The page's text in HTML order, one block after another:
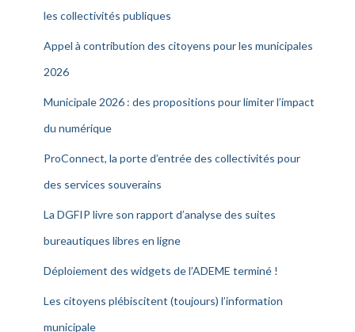
les collectivités publiques
Appel à contribution des citoyens pour les municipales
2026
Municipale 2026 : des propositions pour limiter l’impact
du numérique
ProConnect, la porte d’entrée des collectivités pour
des services souverains
La DGFIP livre son rapport d’analyse des suites
bureautiques libres en ligne
Déploiement des widgets de l’ADEME terminé !
Les citoyens plébiscitent (toujours) l’information
municipale